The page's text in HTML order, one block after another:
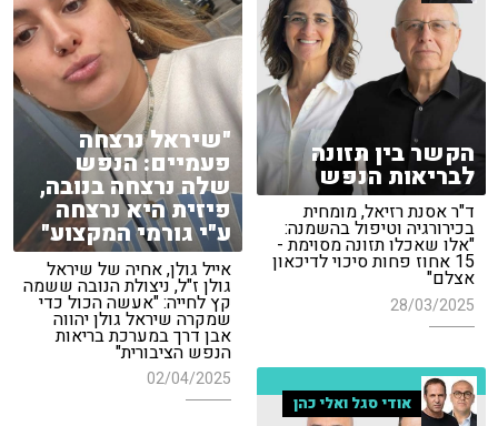
"שיראל נרצחה
פעמיים: הנפש
שלה נרצחה בנובה,
פיזית היא נרצחה
ע"י גורמי המקצוע"
אייל גולן, אחיה של שיראל
גולן ז"ל, ניצולת הנובה ששמה
קץ לחייה: "אעשה הכול כדי
שמקרה שיראל גולן יהווה
אבן דרך במערכת בריאות
הנפש הציבורית"
02/04/2025
הקשר בין תזונה
לבריאות הנפש
ד"ר אסנת רזיאל, מומחית
בכירורגיה וטיפול בהשמנה:
"אלו שאכלו תזונה מסוימת -
15 אחוז פחות סיכוי לדיכאון
אצלם"
28/03/2025
אודי סגל ואלי כהן